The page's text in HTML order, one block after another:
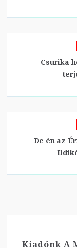
Csurika
De én az
Kiadónk A